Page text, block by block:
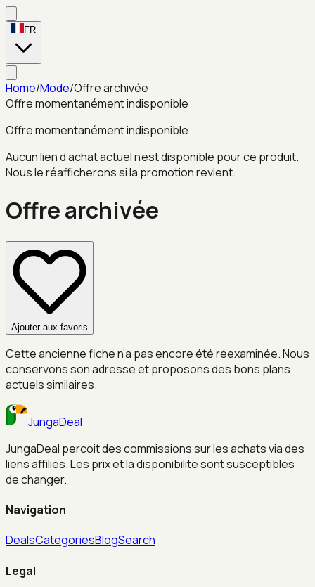
FR
Home/Mode/Offre archivée
Offre momentanément indisponible
Offre momentanément indisponible
Aucun lien d’achat actuel n’est disponible pour ce produit.
Nous le réafficherons si la promotion revient.
Offre archivée
Ajouter aux favoris
Cette ancienne fiche n’a pas encore été réexaminée. Nous
conservons son adresse et proposons des bons plans
actuels similaires.
JungaDeal
JungaDeal percoit des commissions sur les achats via des
liens affilies. Les prix et la disponibilite sont susceptibles
de changer.
Navigation
DealsCategoriesBlogSearch
Legal